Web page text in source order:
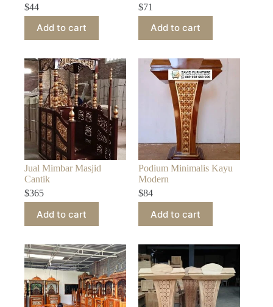
$44
Add to cart
$71
Add to cart
Jual Mimbar Masjid
Cantik
$365
Add to cart
Podium Minimalis Kayu
Modern
$84
Add to cart